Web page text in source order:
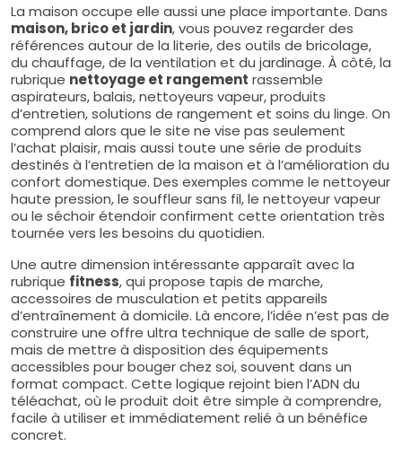
La maison occupe elle aussi une place importante. Dans
maison, brico et jardin, vous pouvez regarder des
références autour de la literie, des outils de bricolage,
du chauffage, de la ventilation et du jardinage. À côté, la
rubrique nettoyage et rangement rassemble
aspirateurs, balais, nettoyeurs vapeur, produits
d’entretien, solutions de rangement et soins du linge. On
comprend alors que le site ne vise pas seulement
l’achat plaisir, mais aussi toute une série de produits
destinés à l’entretien de la maison et à l’amélioration du
confort domestique. Des exemples comme le nettoyeur
haute pression, le souffleur sans fil, le nettoyeur vapeur
ou le séchoir étendoir confirment cette orientation très
tournée vers les besoins du quotidien.
Une autre dimension intéressante apparaît avec la
rubrique fitness, qui propose tapis de marche,
accessoires de musculation et petits appareils
d’entraînement à domicile. Là encore, l’idée n’est pas de
construire une offre ultra technique de salle de sport,
mais de mettre à disposition des équipements
accessibles pour bouger chez soi, souvent dans un
format compact. Cette logique rejoint bien l’ADN du
téléachat, où le produit doit être simple à comprendre,
facile à utiliser et immédiatement relié à un bénéfice
concret.